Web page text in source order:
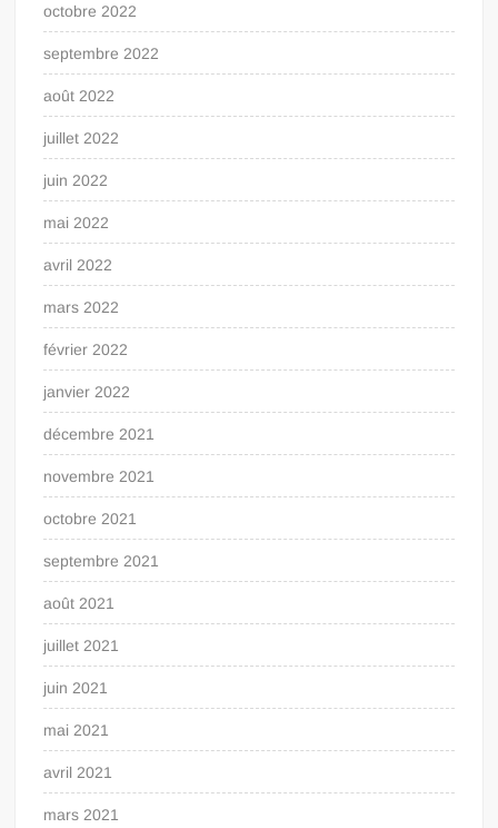
octobre 2022
septembre 2022
août 2022
juillet 2022
juin 2022
mai 2022
avril 2022
mars 2022
février 2022
janvier 2022
décembre 2021
novembre 2021
octobre 2021
septembre 2021
août 2021
juillet 2021
juin 2021
mai 2021
avril 2021
mars 2021